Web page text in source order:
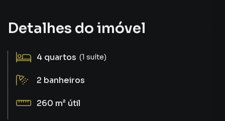
Detalhes do imóvel
4 quartos (1 suíte)
2 banheiros
260 m² útil